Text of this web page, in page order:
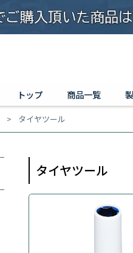
トップ 商品一覧
タイヤツール
タイヤツール